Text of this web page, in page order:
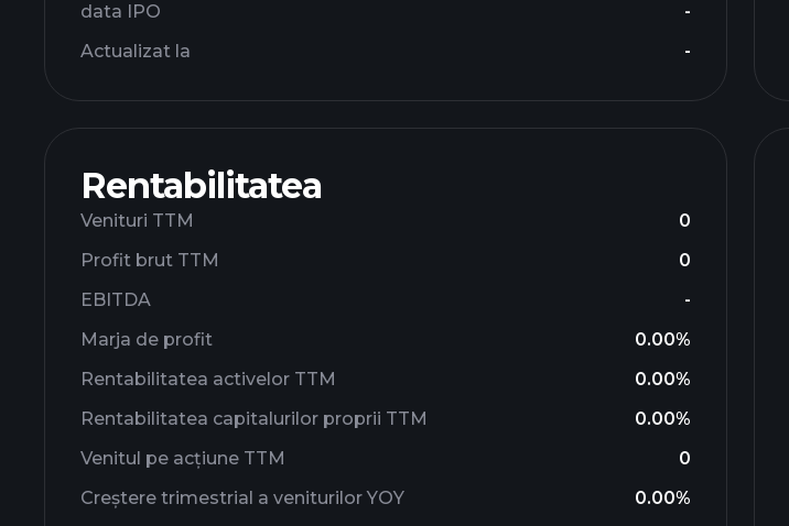
data IPO
-
Actualizat la
-
Rentabilitatea
Venituri TTM
0
Profit brut TTM
0
EBITDA
-
Marja de profit
0.00%
Rentabilitatea activelor TTM
0.00%
Rentabilitatea capitalurilor proprii TTM
0.00%
Venitul pe acțiune TTM
0
Creștere trimestrial a veniturilor YOY
0.00%